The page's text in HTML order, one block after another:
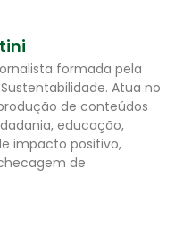
formada pela
Sustentabilidade. Atua no
de conteúdos
educação,
impacto positivo,
de